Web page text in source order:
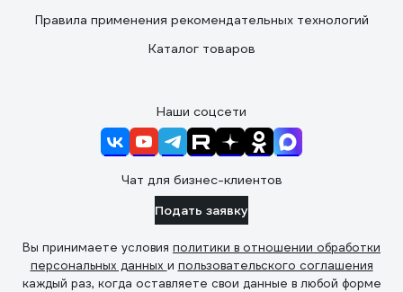
Правила применения рекомендательных технологий
Каталог товаров
Наши соцсети
Чат для бизнес-клиентов
Подать заявку
Вы принимаете условия политики в отношении обработки
персональных данных и пользовательского соглашения
каждый раз, когда оставляете свои данные в любой форме